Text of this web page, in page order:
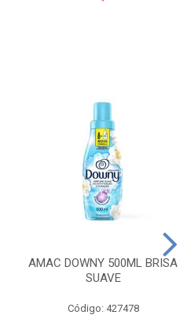
AMAC DOWNY 500ML BRISA
SUAVE
Código: 427478